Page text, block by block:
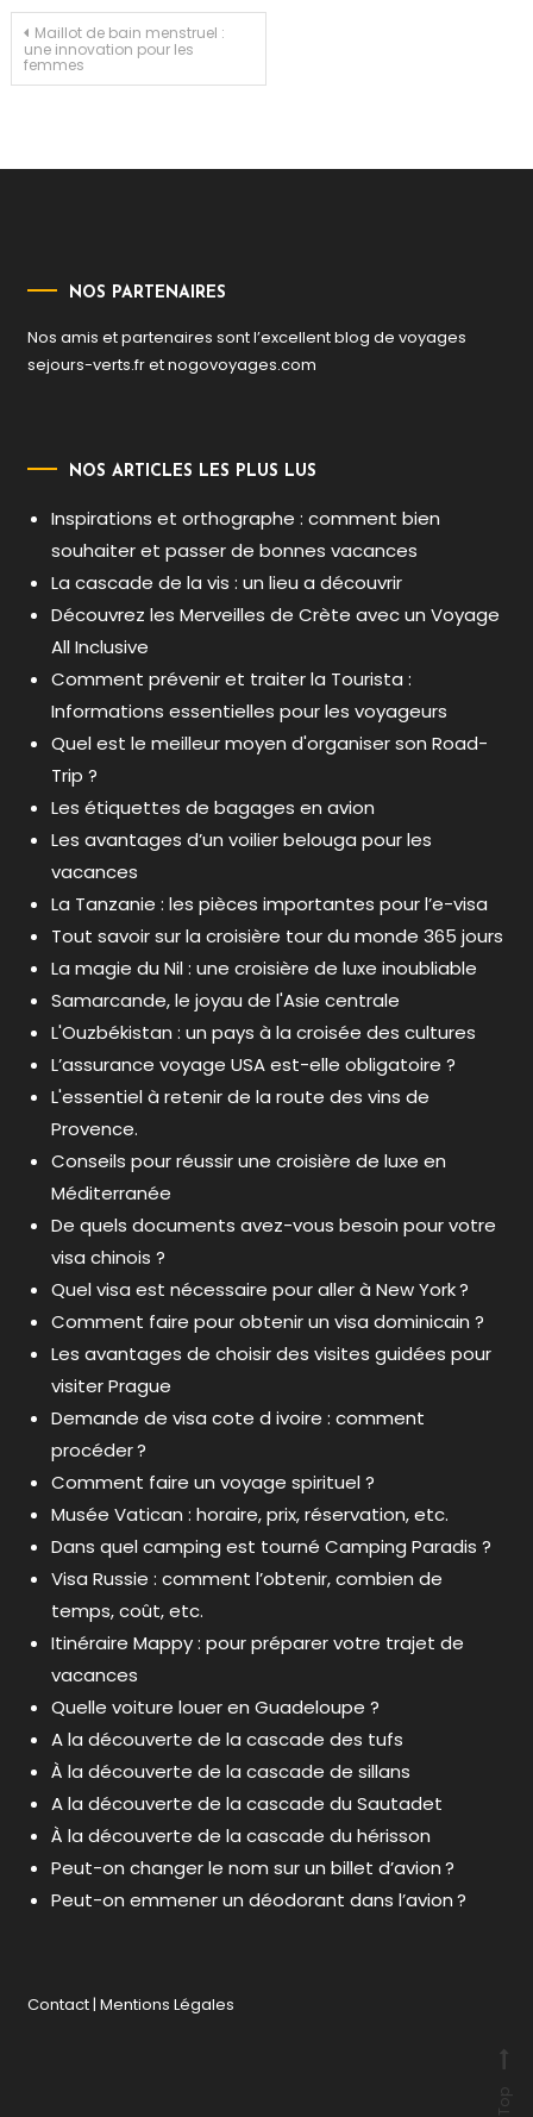
Navigation
de
Maillot de bain menstruel :
une innovation pour les
femmes
NOS PARTENAIRES
Nos amis et partenaires sont l’excellent blog de voyages
sejours-verts.fretnogovoyages.com
NOS ARTICLES LES PLUS LUS
Inspirations et orthographe : comment bien
souhaiter et passer de bonnes vacances
La cascade de la vis : un lieu a découvrir
Découvrez les Merveilles de Crète avec un Voyage
All Inclusive
Comment prévenir et traiter la Tourista :
Informations essentielles pour les voyageurs
Quel est le meilleur moyen d'organiser son Road-
Trip ?
Les étiquettes de bagages en avion
Les avantages d’un voilier belouga pour les
vacances
La Tanzanie : les pièces importantes pour l’e-visa
Tout savoir sur la croisière tour du monde 365 jours
La magie du Nil : une croisière de luxe inoubliable
Samarcande, le joyau de l'Asie centrale
L'Ouzbékistan : un pays à la croisée des cultures
L’assurance voyage USA est-elle obligatoire ?
L'essentiel à retenir de la route des vins de
Provence.
Conseils pour réussir une croisière de luxe en
Méditerranée
De quels documents avez-vous besoin pour votre
visa chinois ?
Quel visa est nécessaire pour aller à New York ?
Comment faire pour obtenir un visa dominicain ?
Les avantages de choisir des visites guidées pour
visiter Prague
Demande de visa cote d ivoire : comment
procéder ?
Comment faire un voyage spirituel ?
Musée Vatican : horaire, prix, réservation, etc.
Dans quel camping est tourné Camping Paradis ?
Visa Russie : comment l’obtenir, combien de
temps, coût, etc.
Itinéraire Mappy : pour préparer votre trajet de
vacances
Quelle voiture louer en Guadeloupe ?
A la découverte de la cascade des tufs
À la découverte de la cascade de sillans
A la découverte de la cascade du Sautadet
À la découverte de la cascade du hérisson
Peut-on changer le nom sur un billet d’avion ?
Peut-on emmener un déodorant dans l’avion ?
Contact|Mentions Légales